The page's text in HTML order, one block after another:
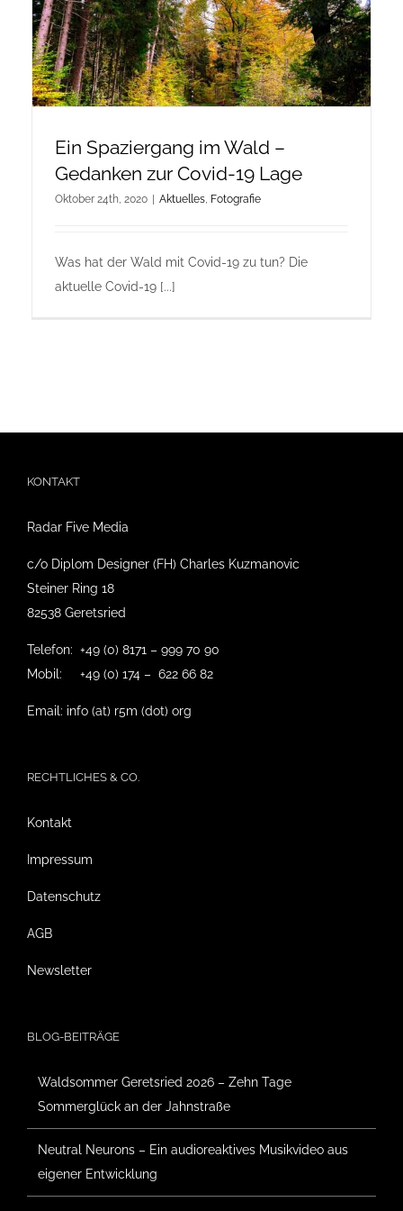
Onlineshop Angebote
Newsletter
Kontakt
Datenschutzerklärung
Impressum
Ein Spaziergang im Wald –
Gedanken zur Covid-19 Lage
Oktober 24th, 2020 | Aktuelles Fotografie
Was hat der Wald mit Covid-19 zu tun? Die
aktuelle Covid-19 [...]
KONTAKT
Radar Five Media
c/o Diplom Designer (FH) Charles Kuzmanovic
Steiner Ring 18
82538 Geretsried
Telefon: +49 (0) 8171 – 999 70 90
Mobil: +49 (0) 174 – 622 66 82
Email: info (at) r5m (dot) org
RECHTLICHES & CO.
Kontakt
Impressum
Datenschutz
AGB
Newsletter
BLOG-BEITRÄGE
Waldsommer Geretsried 2026 – Zehn Tage
Sommerglück an der Jahnstraße
Neutral Neurons – Ein audioreaktives Musikvideo aus
eigener Entwicklung